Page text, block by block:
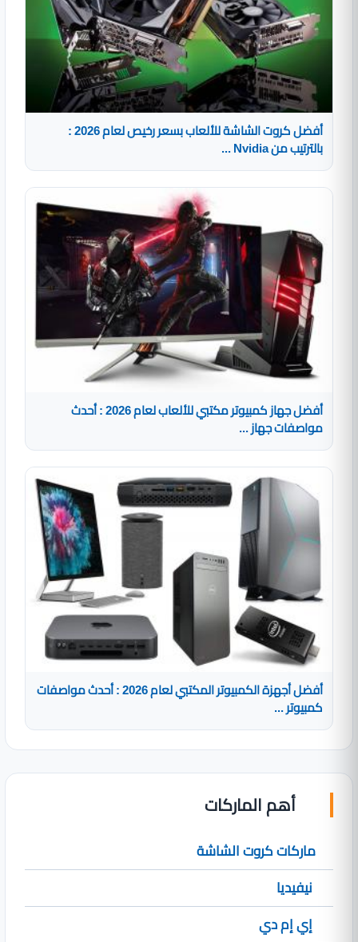
أفضل كروت الشاشة للألعاب بسعر رخيص لعام 2026 :
بالترتيب من Nvidia ...
أفضل جهاز كمبيوتر مكتبي للألعاب لعام 2026 : أحدث
مواصفات جهاز ...
أفضل أجهزة الكمبيوتر المكتبي لعام 2026 : أحدث مواصفات
كمبيوتر ...
أهم الماركات
ماركات كروت الشاشة
نيفيديا
إي إم دي